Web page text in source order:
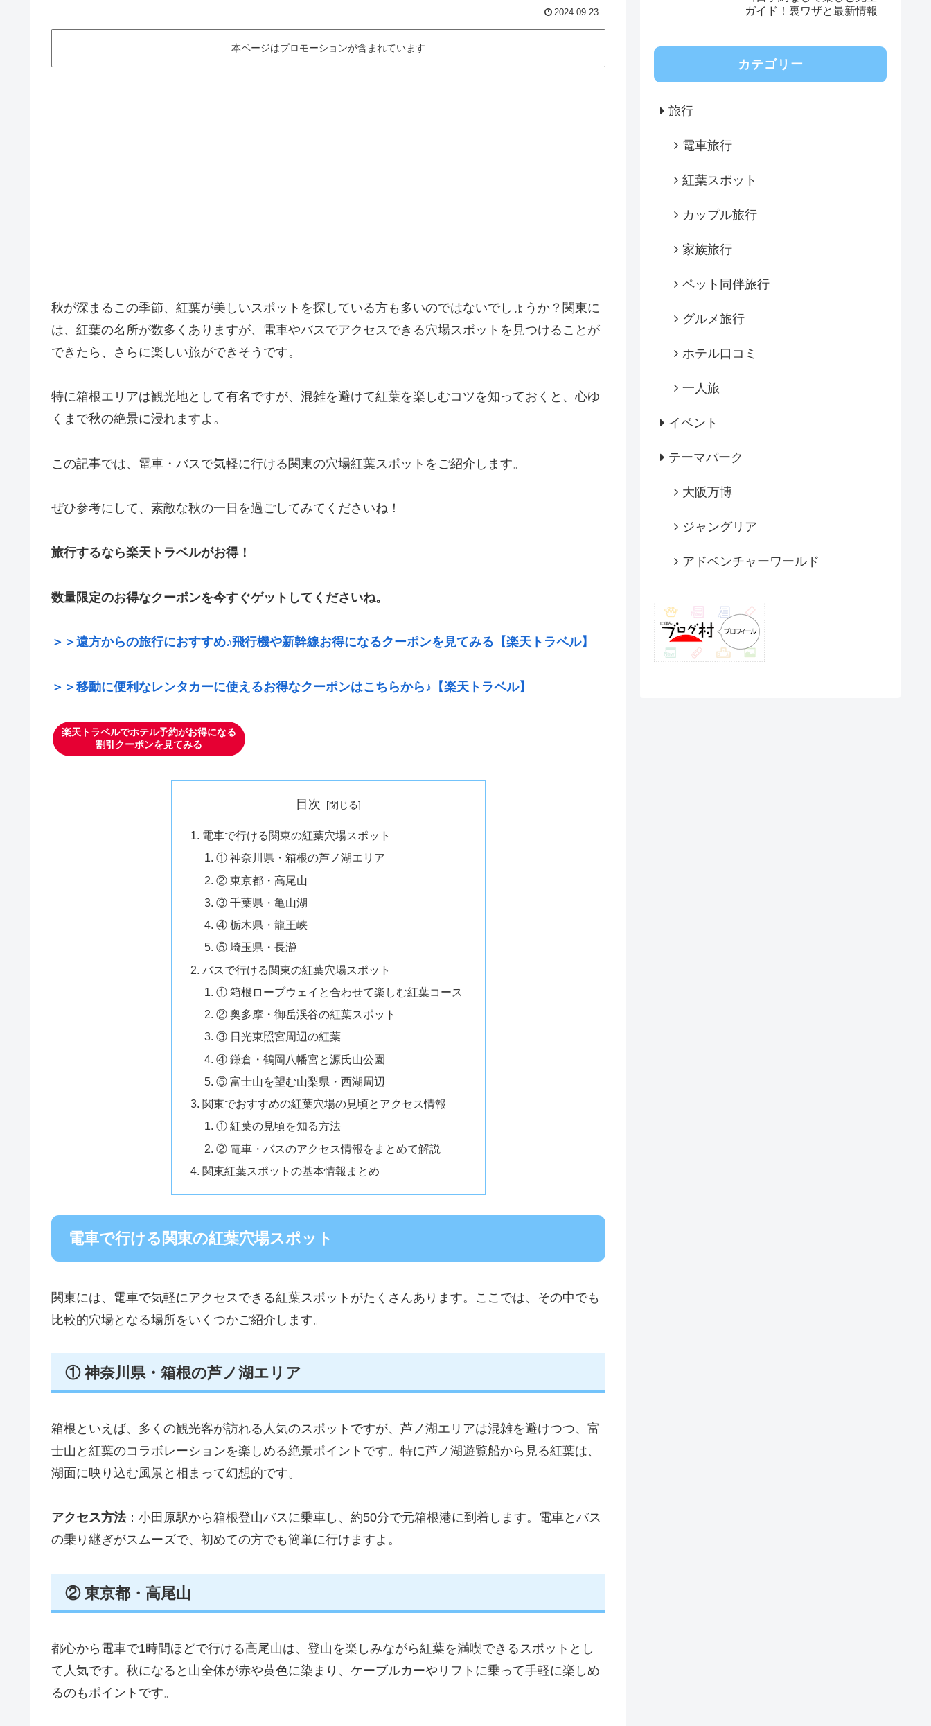
2024.09.23
本ページはプロモーションが含まれています
秋が深まるこの季節、紅葉が美しいスポットを探している方も多いのではないでしょうか？関東に
は、紅葉の名所が数多くありますが、電車やバスでアクセスできる穴場スポットを見つけることが
できたら、さらに楽しい旅ができそうです。
特に箱根エリアは観光地として有名ですが、混雑を避けて紅葉を楽しむコツを知っておくと、心ゆ
くまで秋の絶景に浸れますよ。
この記事では、電車・バスで気軽に行ける関東の穴場紅葉スポットをご紹介します。
ぜひ参考にして、素敵な秋の一日を過ごしてみてくださいね！
旅行するなら楽天トラベルがお得！
数量限定のお得なクーポンを今すぐゲットしてくださいね。
＞＞遠方からの旅行におすすめ♪飛行機や新幹線お得になるクーポンを見てみる【楽天トラベル】
＞＞移動に便利なレンタカーに使えるお得なクーポンはこちらから♪【楽天トラベル】
楽天トラベルでホテル予約がお得になる
割引クーポンを見てみる
目次
電車で行ける関東の紅葉穴場スポット
① 神奈川県・箱根の芦ノ湖エリア
② 東京都・高尾山
③ 千葉県・亀山湖
④ 栃木県・龍王峡
⑤ 埼玉県・長瀞
バスで行ける関東の紅葉穴場スポット
① 箱根ロープウェイと合わせて楽しむ紅葉コース
② 奥多摩・御岳渓谷の紅葉スポット
③ 日光東照宮周辺の紅葉
④ 鎌倉・鶴岡八幡宮と源氏山公園
⑤ 富士山を望む山梨県・西湖周辺
関東でおすすめの紅葉穴場の見頃とアクセス情報
① 紅葉の見頃を知る方法
② 電車・バスのアクセス情報をまとめて解説
関東紅葉スポットの基本情報まとめ
電車で行ける関東の紅葉穴場スポット
関東には、電車で気軽にアクセスできる紅葉スポットがたくさんあります。ここでは、その中でも
比較的穴場となる場所をいくつかご紹介します。
① 神奈川県・箱根の芦ノ湖エリア
箱根といえば、多くの観光客が訪れる人気のスポットですが、芦ノ湖エリアは混雑を避けつつ、富
士山と紅葉のコラボレーションを楽しめる絶景ポイントです。特に芦ノ湖遊覧船から見る紅葉は、
湖面に映り込む風景と相まって幻想的です。
アクセス方法：小田原駅から箱根登山バスに乗車し、約50分で元箱根港に到着します。電車とバス
の乗り継ぎがスムーズで、初めての方でも簡単に行けますよ。
② 東京都・高尾山
都心から電車で1時間ほどで行ける高尾山は、登山を楽しみながら紅葉を満喫できるスポットとし
て人気です。秋になると山全体が赤や黄色に染まり、ケーブルカーやリフトに乗って手軽に楽しめ
るのもポイントです。
ガイド！裏ワザと最新情報
カテゴリー
旅行
電車旅行
紅葉スポット
カップル旅行
家族旅行
ペット同伴旅行
グルメ旅行
ホテル口コミ
一人旅
イベント
テーマパーク
大阪万博
ジャングリア
アドベンチャーワールド